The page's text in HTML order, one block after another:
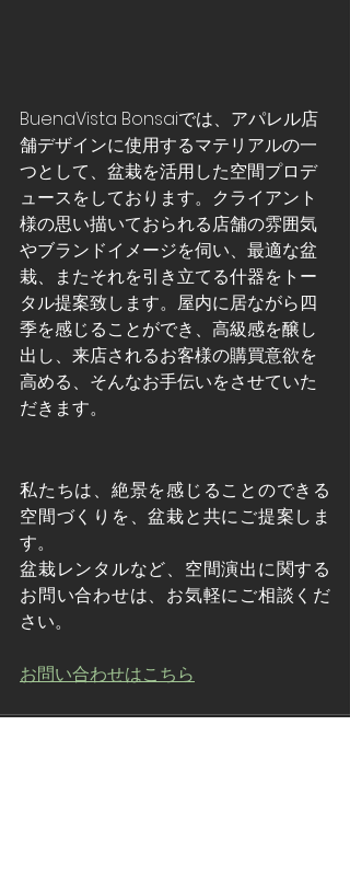
BuenaVista Bonsaiでは、アパレル店
舗デザインに使用するマテリアルの一
つとして、盆栽を活用した空間プロデ
ュースをしております。クライアント
様の思い描いておられる店舗の雰囲気
やブランドイメージを伺い、最適な盆
栽、またそれを引き立てる什器をトー
タル提案致します。屋内に居ながら四
季を感じることができ、高級感を醸し
出し、来店されるお客様の購買意欲を
高める、そんなお手伝いをさせていた
だきます。
私たちは、絶景を感じることのできる
空間づくりを、盆栽と共にご提案しま
す。
盆栽レンタルなど、空間演出に関する
お問い合わせは、お気軽にご相談くだ
さい。
お問い合わせはこちら